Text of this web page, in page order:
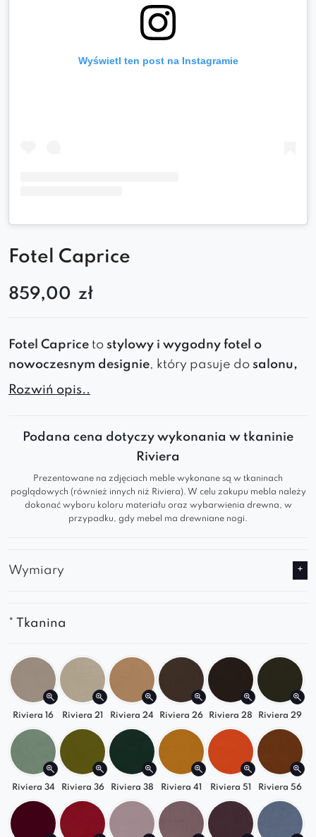
Wyświetl ten post na Instagramie
Fotel Caprice
859,00 zł
Fotel Caprice to stylowy i wygodny fotel o
nowoczesnym designie, który pasuje do salonu,
jadalni, kawiarni i biura
Minimalistycznyinowoczesnymebel
charakteryzuje się wyraźnymi liniami i
Podstawa fotela jest wąska i prosta, co
nadaje mulekkośćielegancję.
Oparcie lekko pochylone do tyłu zapewnia
ergonomiczne podłokietniki zapewniają
pozostaje
materiałów tapicerskich
, daje możliwość
dostosowania go do osobistych preferencji
stylistycznych i użytkowych.
Drewniane nóżki stanowią wizualny akcent,
który nadaje meblowi zarówno
solidności
jak i subtelnej elegancji
Minimalistyczny projekt fotela sprawia, że może
on być doskonałym uzupełnieniemjadalni
,
kawiarni
poczekalni , nadając im elegancki
Rozwiń opis..
Podana cena dotyczy wykonania w tkaninie
Riviera
Prezentowane na zdjęciach meble wykonane są w tkaninach
poglądowych (również innych niż Riviera). W celu zakupu mebla należy
dokonać wyboru koloru materiału oraz wybarwienia drewna, w
przypadku, gdy mebel ma drewniane nogi.
Wymiary
* Tkanina
Riviera 16 Riviera 21 Riviera 24 Riviera 26 Riviera 28 Riviera 29
Riviera 34 Riviera 36 Riviera 38 Riviera 41 Riviera 51 Riviera 56